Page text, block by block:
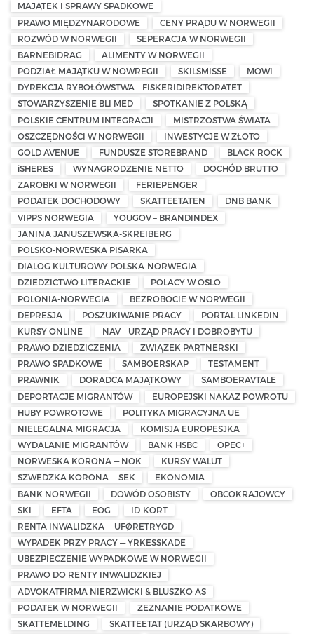
MAJĄTEK I SPRAWY SPADKOWE
PRAWO MIĘDZYNARODOWE
CENY PRĄDU W NORWEGII
ROZWÓD W NORWEGII
SEPERACJA W NORWEGII
BARNEBIDRAG
ALIMENTY W NORWEGII
PODZIAŁ MAJĄTKU W NOWREGII
SKILSMISSE
MOWI
DYREKCJA RYBOŁÓWSTWA – FISKERIDIREKTORATET
STOWARZYSZENIE BLI MED
SPOTKANIE Z POLSKĄ
POLSKIE CENTRUM INTEGRACJI
MISTRZOSTWA ŚWIATA
OSZCZĘDNOŚCI W NORWEGII
INWESTYCJE W ZŁOTO
GOLD AVENUE
FUNDUSZE STOREBRAND
BLACK ROCK
iSHERES
WYNAGRODZENIE NETTO
DOCHÓD BRUTTO
ZAROBKI W NORWEGII
FERIEPENGER
PODATEK DOCHODOWY
SKATTEETATEN
DNB BANK
VIPPS NORWEGIA
YOUGOV – BRANDINDEX
JANINA JANUSZEWSKA-SKREIBERG
POLSKO-NORWESKA PISARKA
DIALOG KULTUROWY POLSKA-NORWEGIA
DZIEDZICTWO LITERACKIE
POLACY W OSLO
POLONIA-NORWEGIA
BEZROBOCIE W NORWEGII
DEPRESJA
POSZUKIWANIE PRACY
PORTAL LINKEDIN
KURSY ONLINE
NAV – URZĄD PRACY I DOBROBYTU
PRAWO DZIEDZICZENIA
ZWIĄZEK PARTNERSKI
PRAWO SPADKOWE
SAMBOERSKAP
TESTAMENT
PRAWNIK
DORADCA MAJĄTKOWY
SAMBOERAVTALE
DEPORTACJE MIGRANTÓW
EUROPEJSKI NAKAZ POWROTU
HUBY POWROTOWE
POLITYKA MIGRACYJNA UE
NIELEGALNA MIGRACJA
KOMISJA EUROPESJKA
WYDALANIE MIGRANTÓW
BANK HSBC
OPEC+
NORWESKA KORONA — NOK
KURSY WALUT
SZWEDZKA KORONA — SEK
EKONOMIA
BANK NORWEGII
DOWÓD OSOBISTY
OBCOKRAJOWCY
SKI
EFTA EOG
ID-KORT
RENTA INWALIDZKA — UFØRETRYGD
WYPADEK PRZY PRACY — YRKESSKADE
UBEZPIECZENIE WYPADKOWE W NORWEGII
PRAWO DO RENTY INWALIDZKIEJ
ADVOKATFIRMA NIERZWICKI & BLUSZKO AS
PODATEK W NORWEGII
ZEZNANIE PODATKOWE
SKATTEMELDING
SKATTEETAT (URZĄD SKARBOWY)